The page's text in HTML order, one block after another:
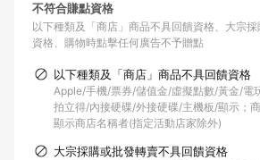
不符合賺點資格
以下種類及「商店」商品不具回饋資格
大宗
資格
購物時點擊任何廣告不予贈點
以下種類及「商店」商品不具回饋資格
Apple/手機/票券/儲值金/虛擬點數/黃金/電
拍立得/內接硬碟/外接硬碟/主機板/顯示；
顯示商店名稱者(指定活動店家除外)
大宗採購或批發轉賣不具回饋資格